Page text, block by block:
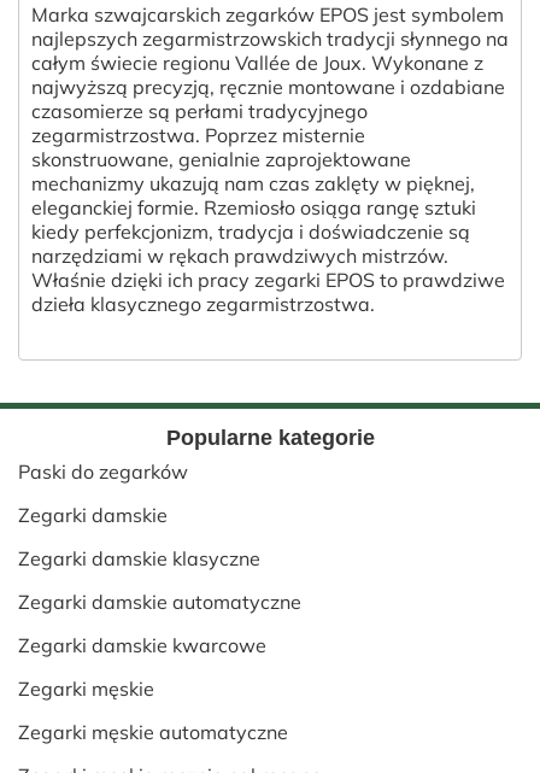
Marka szwajcarskich zegarków EPOS jest symbolem
najlepszych zegarmistrzowskich tradycji słynnego na
całym świecie regionu Vallée de Joux. Wykonane z
najwyższą precyzją, ręcznie montowane i ozdabiane
czasomierze są perłami tradycyjnego
zegarmistrzostwa. Poprzez misternie
skonstruowane, genialnie zaprojektowane
mechanizmy ukazują nam czas zaklęty w pięknej,
eleganckiej formie. Rzemiosło osiąga rangę sztuki
kiedy perfekcjonizm, tradycja i doświadczenie są
narzędziami w rękach prawdziwych mistrzów.
Właśnie dzięki ich pracy zegarki EPOS to prawdziwe
dzieła klasycznego zegarmistrzostwa.
Popularne kategorie
Paski do zegarków
Zegarki damskie
Zegarki damskie klasyczne
Zegarki damskie automatyczne
Zegarki damskie kwarcowe
Zegarki męskie
Zegarki męskie automatyczne